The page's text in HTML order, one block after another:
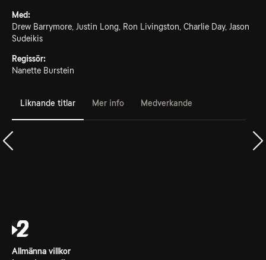
Med:
Drew Barrymore, Justin Long, Ron Livingston, Charlie Day, Jason
Sudeikis
Regissör:
Nanette Burstein
Liknande titlar Mer info Medverkande
Allmänna villkor